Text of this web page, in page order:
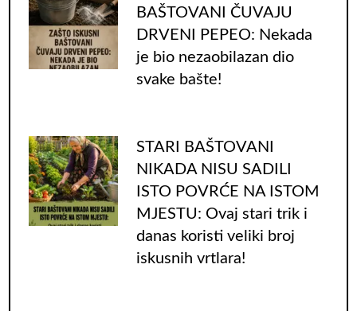
BAŠTOVANI ČUVAJU
DRVENI PEPEO: Nekada
je bio nezaobilazan dio
svake bašte!
STARI BAŠTOVANI
NIKADA NISU SADILI
ISTO POVRĆE NA ISTOM
MJESTU: Ovaj stari trik i
danas koristi veliki broj
iskusnih vrtlara!